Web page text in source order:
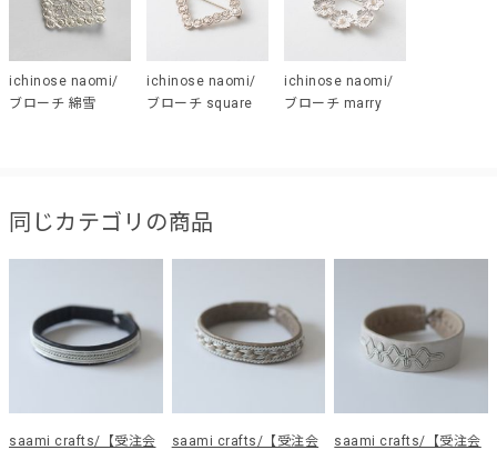
ichinose naomi/
ブローチ 綿雪
ichinose naomi/
ブローチ square
ichinose naomi/
ブローチ marry
同じカテゴリの商品
saami crafts/【受注会
saami crafts/【受注会
saami crafts/【受注会